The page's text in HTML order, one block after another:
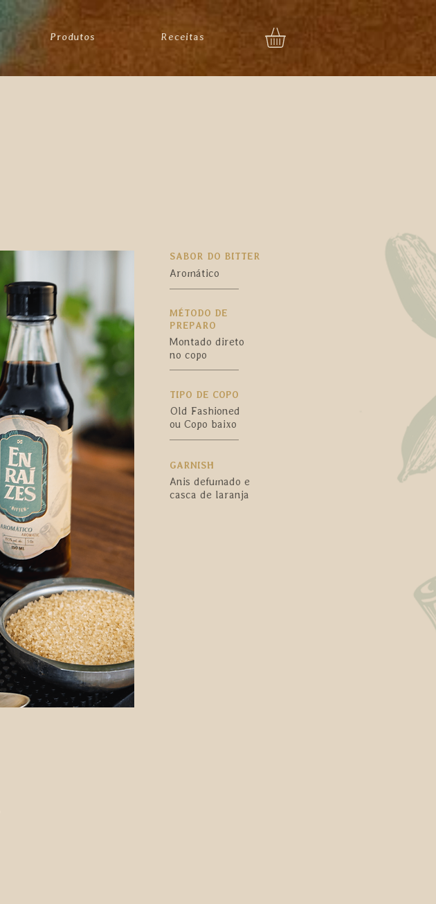
Produtos Receitas
SABOR DO BITTER
Aromático
MÉTODO DE
PREPARO
Montado direto
no copo
TIPO DE COPO
Old Fashioned
ou Copo baixo
GARNISH
Anis defumado e
casca de laranja